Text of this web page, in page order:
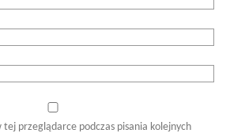
przeglądarce podczas pisania kolejnych